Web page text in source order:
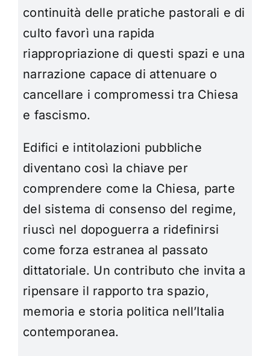
continuità delle pratiche pastorali e di
culto favorì una rapida
riappropriazione di questi spazi e una
narrazione capace di attenuare o
cancellare i compromessi tra Chiesa
e fascismo.
Edifici e intitolazioni pubbliche
diventano così la chiave per
comprendere come la Chiesa, parte
del sistema di consenso del regime,
riuscì nel dopoguerra a ridefinirsi
come forza estranea al passato
dittatoriale. Un contributo che invita a
ripensare il rapporto tra spazio,
memoria e storia politica nell’Italia
contemporanea.